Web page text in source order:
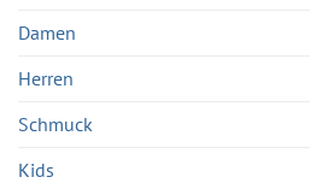
Damen
Herren
Schmuck
Kids